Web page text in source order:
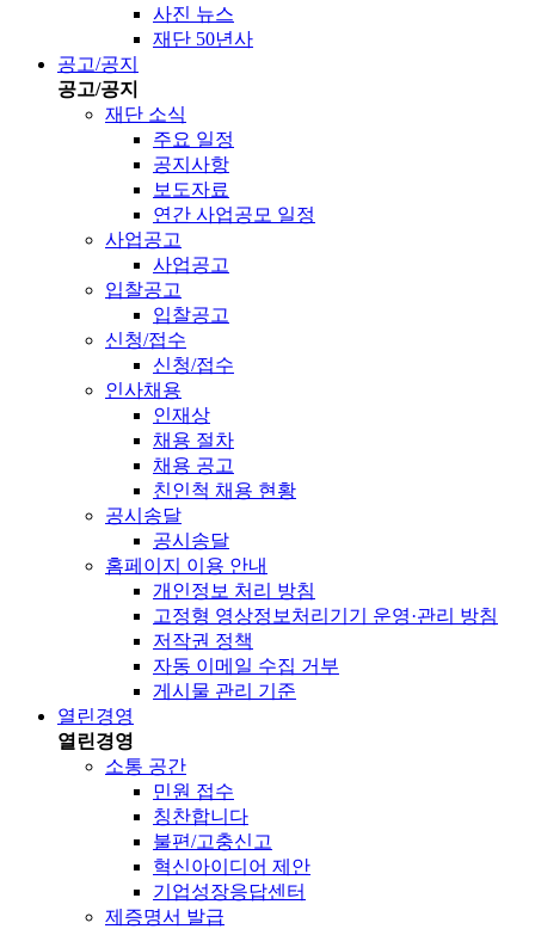
사진 뉴스
재단 50년사
공고/공지
공고/공지
재단 소식
주요 일정
공지사항
보도자료
연간 사업공모 일정
사업공고
사업공고
입찰공고
입찰공고
신청/접수
신청/접수
인사채용
인재상
채용 절차
채용 공고
친인척 채용 현황
공시송달
공시송달
홈페이지 이용 안내
개인정보 처리 방침
고정형 영상정보처리기기 운영·관리 방침
저작권 정책
자동 이메일 수집 거부
게시물 관리 기준
열린경영
열린경영
소통 공간
민원 접수
칭찬합니다
불편/고충신고
혁신아이디어 제안
기업성장응답센터
제증명서 발급